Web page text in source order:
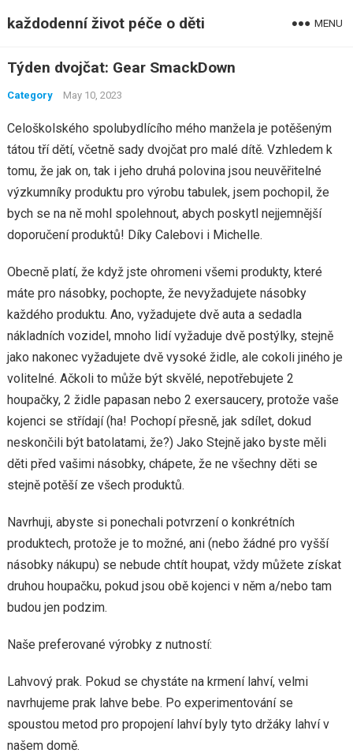
každodenní život péče o děti MENU
Týden dvojčat: Gear SmackDown
Category May 10, 2023
Celoškolského spolubydlícího mého manžela je potěšeným
tátou tří dětí, včetně sady dvojčat pro malé dítě. Vzhledem k
tomu, že jak on, tak i jeho druhá polovina jsou neuvěřitelné
výzkumníky produktu pro výrobu tabulek, jsem pochopil, že
bych se na ně mohl spolehnout, abych poskytl nejjemnější
doporučení produktů! Díky Calebovi i Michelle.
Obecně platí, že když jste ohromeni všemi produkty, které
máte pro násobky, pochopte, že nevyžadujete násobky
každého produktu. Ano, vyžadujete dvě auta a sedadla
nákladních vozidel, mnoho lidí vyžaduje dvě postýlky, stejně
jako nakonec vyžadujete dvě vysoké židle, ale cokoli jiného je
volitelné. Ačkoli to může být skvělé, nepotřebujete 2
houpačky, 2 židle papasan nebo 2 exersaucery, protože vaše
kojenci se střídají (ha! Pochopí přesně, jak sdílet, dokud
neskončili být batolatami, že?) Jako Stejně jako byste měli
děti před vašimi násobky, chápete, že ne všechny děti se
stejně potěší ze všech produktů.
Navrhuji, abyste si ponechali potvrzení o konkrétních
produktech, protože je to možné, ani (nebo žádné pro vyšší
násobky nákupu) se nebude chtít houpat, vždy můžete získat
druhou houpačku, pokud jsou obě kojenci v něm a/nebo tam
budou jen podzim.
Naše preferované výrobky z nutností:
Lahvový prak. Pokud se chystáte na krmení lahví, velmi
navrhujeme prak lahve bebe. Po experimentování se
spoustou metod pro propojení lahví byly tyto držáky lahví v
našem domě.